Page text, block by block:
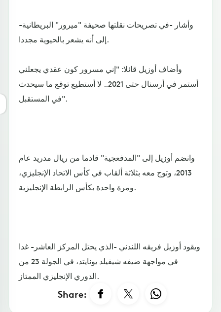
وأشار -في تصريحات نقلتها صحيفة "ميرور" البريطانية-
إلى أنه يشعر بالحيوية مجددا.
وأضاف أوزيل قائلا: "إني مسرور كون عقدي يجعلني
أستمر في أرسنال حتى 2021.. لا أستطيع توقع ما سيحدث
في المستقبل".
وانضم أوزيل إلى "المدفعجية" قادما من ريال مدريد عام
2013، وتوج معه بثلاثة ألقاب في كأس الاتحاد الإنجليزي،
ومرة واحدة بكأس الرابطة الإنجليزية.
ويقود أوزيل فريقه اللندني -الذي يحتل المركز العاشر- غدا
في مواجهة ضيفه شيفيلد يونايتد، في الجولة 23 من
الدوري الإنجليزي الممتاز.
Share: